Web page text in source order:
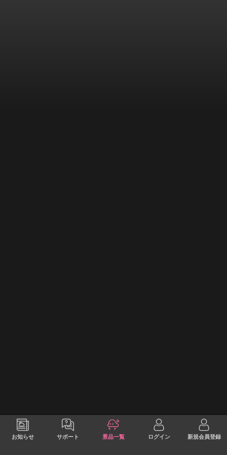
お知らせ サポート 景品一覧 ログイン 新規会員登録